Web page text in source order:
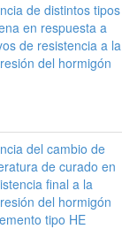
de distintos tipos
en respuesta a
de resistencia a la
del hormigón
del cambio de
de curado en
final a la
del hormigón
tipo HE